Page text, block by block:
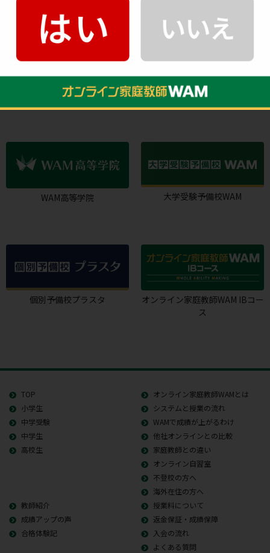
HMGROUPサービス一覧
個別指導WAM 家庭教師WAM
WAM高等学院 大学受験予備校WAM
個別予備校プラスタ
オンライン家庭教師WAM IBコー
ス
TOP
小学生
中学受験
中学生
高校生
オンライン家庭教師WAMとは
システムと授業の流れ
WAMで成績が上がるわけ
他社オンラインとの比較
家庭教師との違い
オンライン自習室
不登校の方へ
海外在住の方へ
教師紹介
成績アップの声
合格体験記
授業料について
返金保証・成績保障
入会の流れ
よくある質問